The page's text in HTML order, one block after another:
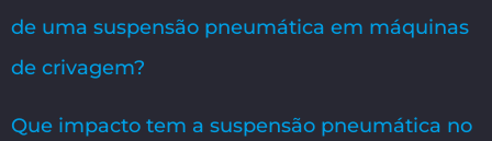
de uma suspensão pneumática em máquinas
de crivagem?
Que impacto tem a suspensão pneumática no